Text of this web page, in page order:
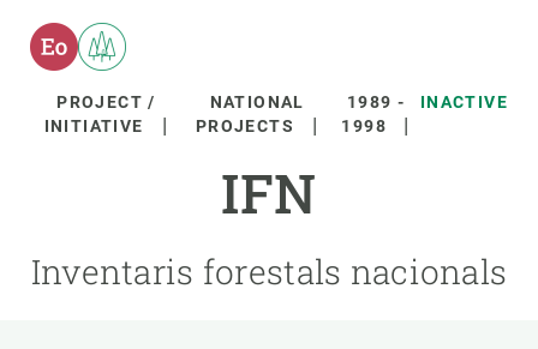
PROJECT /
INITIATIVE
NATIONAL
PROJECTS
1989 -
1998
INACTIVE
IFN
Inventaris forestals nacionals
Featured
responsive
INTRANET
Responsive
SCIENCE IN ACTION